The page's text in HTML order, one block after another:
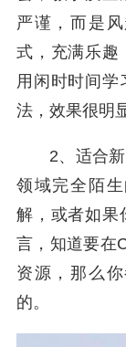
严谨，而是
式，充满乐趣
用闲时时间学
法，效果很明
2、适合
领域完全陌
解，或者如果
言，知道要在
资源，那么
的。